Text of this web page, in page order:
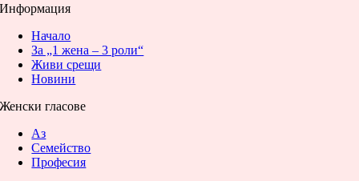
Информация
Начало
За „1 жена – 3 роли“
Живи срещи
Новини
Женски гласове
Аз
Семейство
Професия